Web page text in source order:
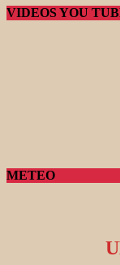
VIDEOS YOU
METEO